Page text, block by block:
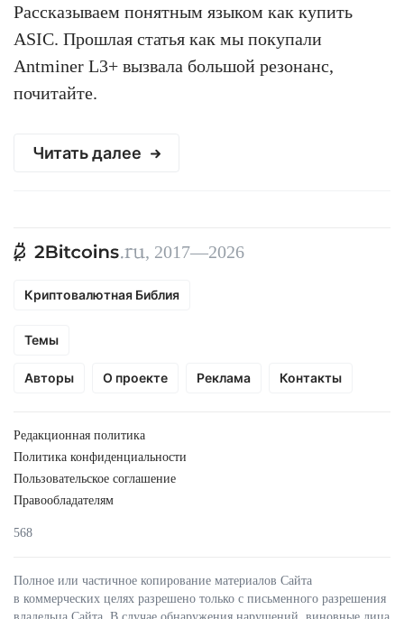
Рассказываем понятным языком как купить
ASIC. Прошлая статья как мы покупали
Antminer L3+ вызвала большой резонанс,
почитайте.
Читать далее
, 2017—2026
Криптовалютная Библия
Темы
Авторы О проекте Реклама Контакты
Редакционная политика
Политика конфиденциальности
Пользовательское соглашение
Правообладателям
568
Полное или частичное копирование материалов Сайта
в коммерческих целях разрешено только с письменного разрешения